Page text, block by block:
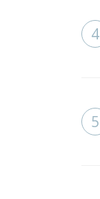
4
5